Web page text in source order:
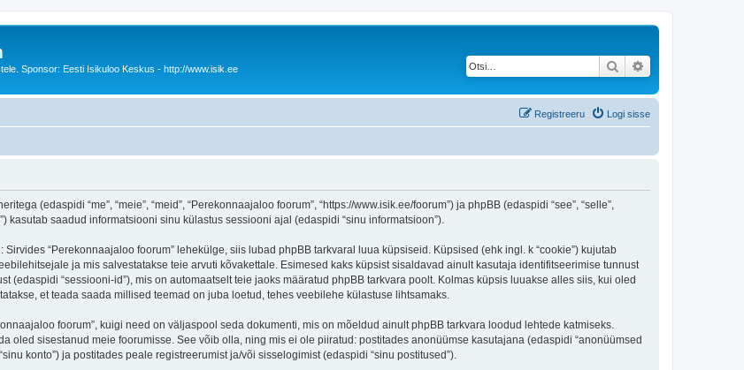
Sponsor: Eesti Isikuloo Keskus - http://www.isik.ee Otsi
Logi sisse
Registreeru
(edaspidi “me”, “meie”, “meid”, “Perekonnaajaloo foorum”, “https://www.isik.ee/foorum”) ja phpBB (edaspidi “see”, “selle”,
kasutab saadud informatsiooni sinu külastus sessiooni ajal (edaspidi “sinu informatsioon”).
“Perekonnaajaloo foorum” lehekülge, siis lubad phpBB tarkvaral luua küpsiseid. Küpsised (ehk ingl. k “cookie”) kujutab
ja mis salvestatakse teie arvuti kõvakettale. Esimesed kaks küpsist sisaldavad ainult kasutaja identifitseerimise tunnust
(edaspidi “sessiooni-id”), mis on automaatselt teie jaoks määratud phpBB tarkvara poolt. Kolmas küpsis luuakse alles siis, kui oled
et teada saada millised teemad on juba loetud, tehes veebilehe külastuse lihtsamaks.
foorum”, kuigi need on väljaspool seda dokumenti, mis on mõeldud ainult phpBB tarkvara loodud lehtede katmiseks.
oled sisestanud meie foorumisse. See võib olla, ning mis ei ole piiratud: postitades anonüümse kasutajana (edaspidi “anonüümsed
konto”) ja postitades peale registreerumist ja/või sisselogimist (edaspidi “sinu postitused”).